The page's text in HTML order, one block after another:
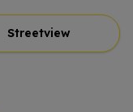
Streetview